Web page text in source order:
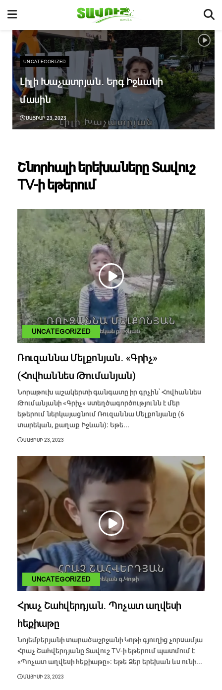
UNCATEGORIZED
Լիլի Խաչատրյան․ Երգ Իջևանի
մասին
ՄԱՅԻՍԻ 23, 2023
Շնորհալի երեխաները Տավուշ
TV-ի եթերում
UNCATEGORIZED
Ռուզաննա Մելքոնյան․ «Գրիչ»
(Հովհաննես Թումանյան)
Նորաթուխ աշակերտի գանգատը իր գրչին՝ Հովհաննես
Թումանյանի «Գրիչ» ստեղծագործությունն է մեր
եթերում ներկայացնում Ռուզաննա Մելքոնյանը (6
տարեկան, քաղաք Իջևան): Եթե...
ՄԱՅԻՍԻ 23, 2023
UNCATEGORIZED
Հրաչ Շահվերդյան․ Պոչատ աղվեսի
հեքիաթը
Նոյեմբերյանի տարածաշրջանի Կոթի գյուղից չորսամյա
Հրաչ Շահվերդյանը Տավուշ TV-ի եթերում պատմում է
«Պոչատ աղվեսի հեքիաթը»։ Եթե Ձեր երեխան ևս ունի...
ՄԱՅԻՍԻ 23, 2023